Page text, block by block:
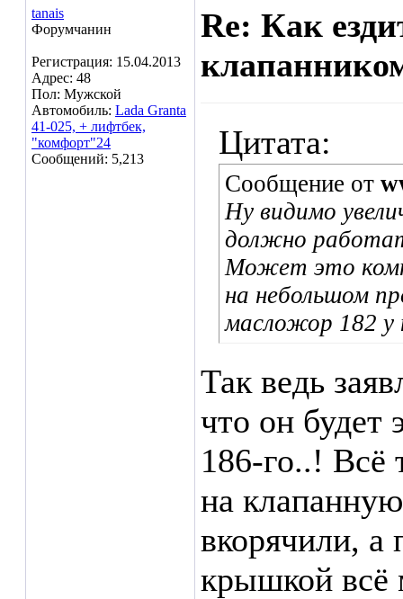
tanais
Форумчанин
Регистрация: 15.04.2013
Адрес: 48
Пол: Мужской
Автомобиль: Lada Granta
41-025, + лифтбек,
"комфорт"24
Сообщений: 5,213
Re: Как
Цитата:
Сообщение от
Ну видимо
должно
Может это
на небольшом
масложор 182 у
Так ведь
что он будет
186-го..! Всё
на
вкорячили, а
крышкой всё